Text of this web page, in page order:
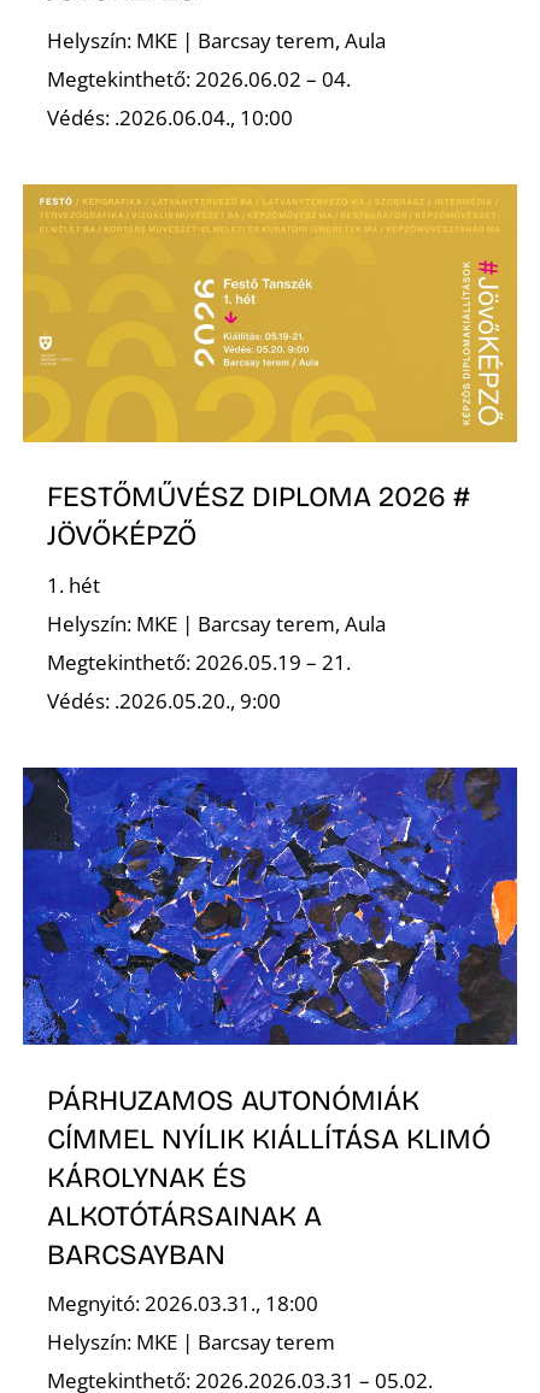
Helyszín: MKE | Barcsay terem, Aula
Megtekinthető: 2026.06.02 – 04.
Védés: .2026.06.04., 10:00
FESTŐMŰVÉSZ DIPLOMA 2026 #
JÖVŐKÉPZŐ
1. hét
Helyszín: MKE | Barcsay terem, Aula
Megtekinthető: 2026.05.19 – 21.
Védés: .2026.05.20., 9:00
PÁRHUZAMOS AUTONÓMIÁK
CÍMMEL NYÍLIK KIÁLLÍTÁSA KLIMÓ
KÁROLYNAK ÉS
ALKOTÓTÁRSAINAK A
BARCSAYBAN
Megnyitó: 2026.03.31., 18:00
Helyszín: MKE | Barcsay terem
Megtekinthető: 2026.2026.03.31 – 05.02.